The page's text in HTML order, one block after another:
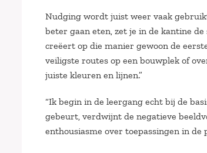
Nudging wordt juist weer vaak
beter gaan eten, zet je in de kantine
creëert op die manier gewoon de
veiligste routes op een bouwplek of
juiste kleuren en lijnen.”
“Ik begin in de leergang echt bij de
gebeurt, verdwijnt de negatieve
enthousiasme over toepassingen in